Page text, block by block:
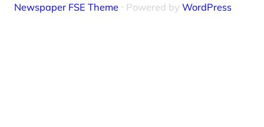
Newspaper FSE Theme ⋅ Powered by WordPress